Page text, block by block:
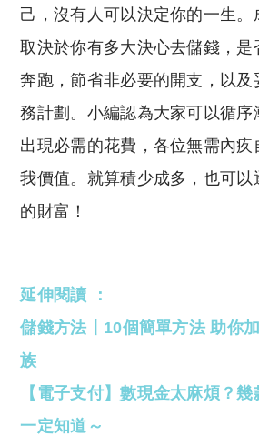
己，沒有人可以決定你的一生。
取決於你有多大決心去儲錢，
奔跑，節省非必要的開支，以
務計劃。小編認為大家可以循序
出現必需的花費，各位無需內疚
我價值。就算積少成多，也可以
的財富！
延伸閱讀 ：
儲錢方法〡10個簡單方法 助你
族
【電子支付】數現金太麻煩？
一定知道～